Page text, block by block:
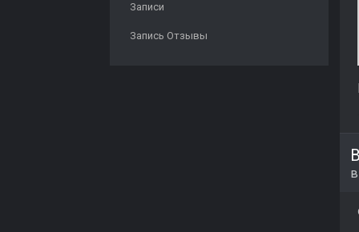
Записи
Запись Отзывы